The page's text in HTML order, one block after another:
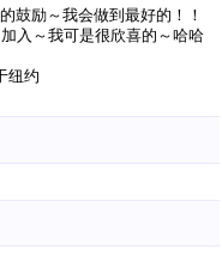
鼓励～我会做到最好的！！
入～我可是很欣喜的～哈哈
约